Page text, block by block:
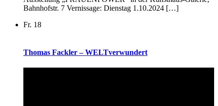
Bahnhofstr. 7 Vernissage: Dienstag 1.10.2024 […]
Fr. 18
Thomas Fackler – WELTverwundert